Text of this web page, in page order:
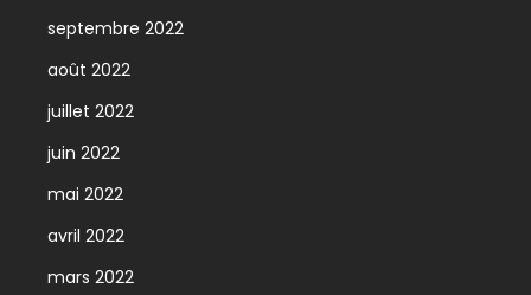
septembre 2022
août 2022
juillet 2022
juin 2022
mai 2022
avril 2022
mars 2022